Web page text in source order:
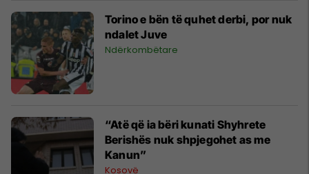
Torino e bën të quhet derbi, por nuk
ndalet Juve
Ndërkombëtare
“Atë që ia bëri kunati Shyhrete
Berishës nuk shpjegohet as me
Kanun”
Kosovë